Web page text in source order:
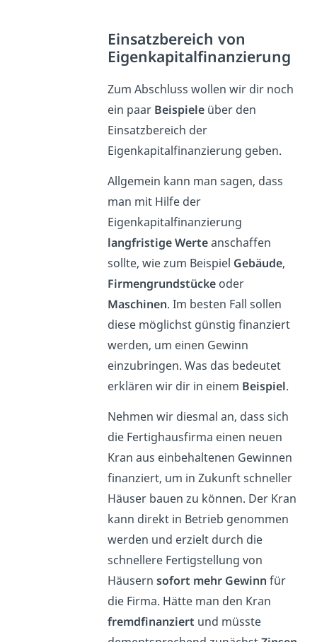
Einsatzbereich von
Eigenkapitalfinanzierung
Zum Abschluss wollen wir dir noch
ein paar Beispiele über den
Einsatzbereich der
Eigenkapitalfinanzierung geben.
Allgemein kann man sagen, dass
man mit Hilfe der
Eigenkapitalfinanzierung
langfristige Werteanschaffen
sollte, wie zum Beispiel Gebäude,
Firmengrundstücke oder
Maschinen. Im besten Fall sollen
diese möglichst günstig finanziert
werden, um einen Gewinn
einzubringen. Was das bedeutet
erklären wir dir in einem Beispiel.
Nehmen wir diesmal an, dass sich
die Fertighausfirma einen neuen
Kran aus einbehaltenen Gewinnen
finanziert, um in Zukunft schneller
Häuser bauen zu können. Der Kran
kann direkt in Betrieb genommen
werden und erzielt durch die
schnellere Fertigstellung von
Häusernsofort mehr Gewinn für
die Firma. Hätte man den Kran
fremdfinanziert und müsste